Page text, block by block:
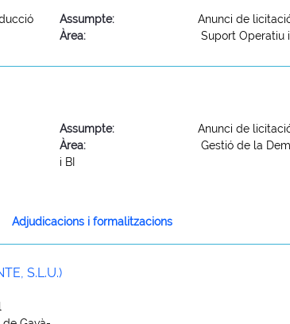
Assumpte:
Anunci de
Àrea: Suport Operatiu
Assumpte: Anunci de
Àrea:
Gestió de la
i BI
Adjudicacions i formalitzacions
S.L.U.)